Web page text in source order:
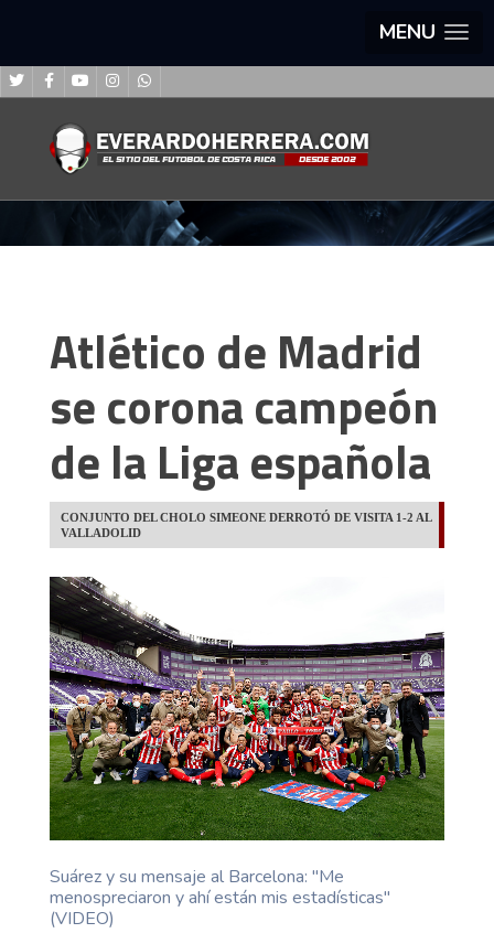
MENU
Atlético de Madrid
se corona campeón
de la Liga española
CONJUNTO DEL CHOLO SIMEONE DERROTÓ DE VISITA 1-2 AL
VALLADOLID
Suárez y su mensaje al Barcelona: ''Me
menospreciaron y ahí están mis estadísticas''
(VIDEO)